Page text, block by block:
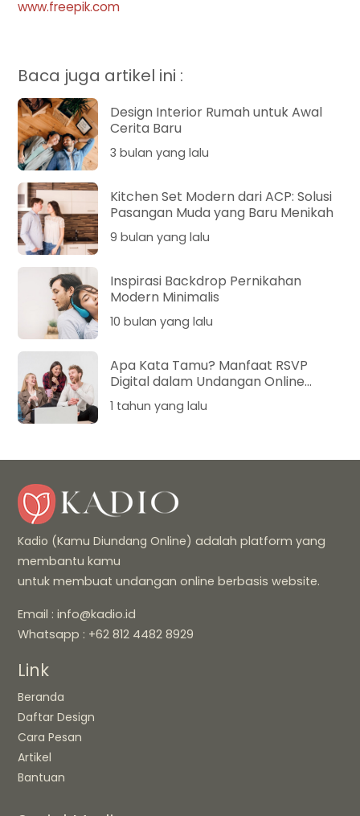
www.freepik.com
Baca juga artikel ini :
Design Interior Rumah untuk Awal
Cerita Baru
3 bulan yang lalu
Kitchen Set Modern dari ACP: Solusi
Pasangan Muda yang Baru Menikah
9 bulan yang lalu
Inspirasi Backdrop Pernikahan
Modern Minimalis
10 bulan yang lalu
Apa Kata Tamu? Manfaat RSVP
Digital dalam Undangan Online
Pernikahan
1 tahun yang lalu
Kadio (Kamu Diundang Online) adalah platform yang
membantu kamu
untuk membuat undangan online berbasis website.
Email : info@kadio.id
Whatsapp : +62 812 4482 8929
Link
Beranda
Daftar Design
Cara Pesan
Artikel
Bantuan